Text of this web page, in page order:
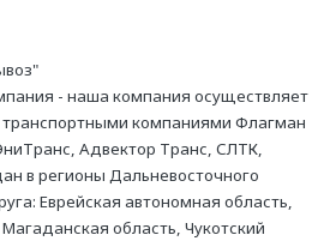
- наша компания осуществляет
транспортными компаниями Флагман
Адвектор Транс, СЛТК,
в регионы Дальневосточного
Еврейская автономная область,
область, Чукотский